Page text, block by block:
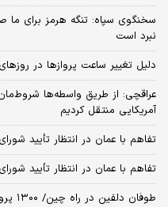
سخنگوی سپاه: تنگه هرمز برای ما
نبرد است
دلیل تغییر ساعت پروازها در
عراقچی: از طریق واسطه‌ها
آمریکایی منتقل کردیم
تفاهم با عمان در انتظار تأیید
تفاهم با عمان در انتظار تأیید
طوفان دلفین در راه چین/ ۱۳۰۰ پرواز لغو شد